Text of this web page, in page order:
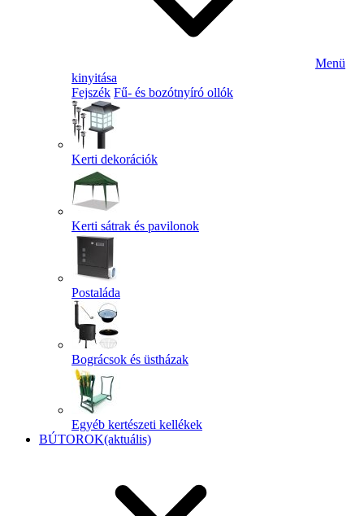
Menü
kinyitása
Fejszék Fű- és bozótnyíró ollók
Kerti dekorációk
Kerti sátrak és pavilonok
Postaláda
Bográcsok és üstházak
Egyéb kertészeti kellékek
BÚTOROK(aktuális)